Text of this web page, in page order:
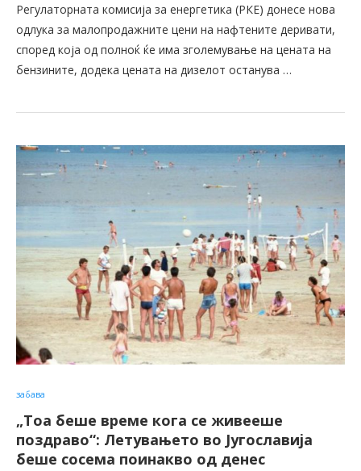
Регулаторната комисија за енергетика (РКЕ) донесе нова
одлука за малопродажните цени на нафтените деривати,
според која од полноќ ќе има зголемување на цената на
бензините, додека цената на дизелот останува …
забава
„Тоа беше време кога се живееше
поздраво“: Летувањето во Југославија
беше сосема поинакво од денес